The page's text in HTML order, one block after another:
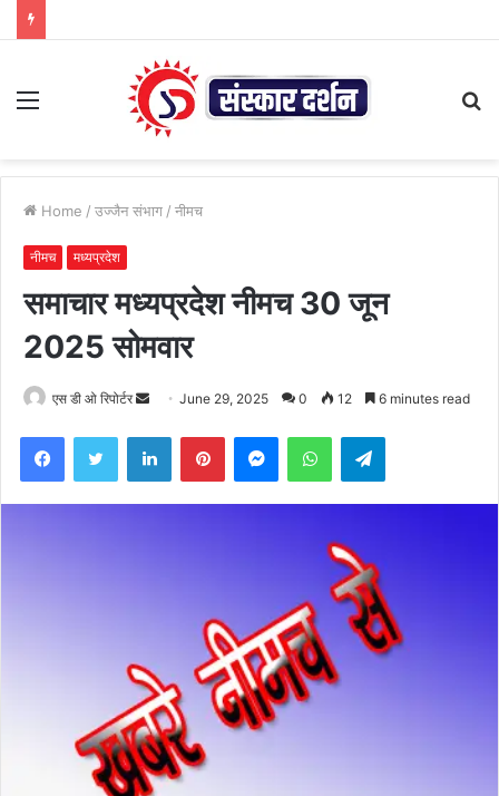
Menu
Home / उज्जैन संभाग / नीमच
नीमच मध्यप्रदेश
समाचार मध्यप्रदेश नीमच 30 जून
2025 सोमवार
एस डी ओ रिपोर्टर
Send June 29, 2025 0 12 6 minutes read
FacebookTwitter LinkedInPinterestMessengerWhatsAppTelegram